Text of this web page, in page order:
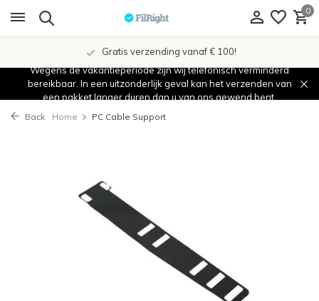
0
Gratis verzending vanaf € 100!
Wegens de vakantieperiode zijn wij telefonisch verminderd
bereikbaar. In een uitzonderlijk geval kan het verzenden van
een pakket langer duren dan u van ons gewend bent.
Back Home PC Cable Support